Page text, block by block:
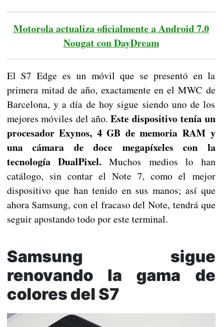
Motorola actualiza oficialmente a Android 7.0
Nougat con DayDream
El S7 Edge es un móvil que se presentó en la
primera mitad de año, exactamente en el MWC de
Barcelona, y a día de hoy sigue siendo uno de los
mejores móviles del año.Este dispositivo tenía un
procesador Exynos, 4 GB de memoria RAM y
una cámara de doce megapíxeles con la
tecnología DualPixel. Muchos medios lo han
catálogo, sin contar el Note 7, como el mejor
dispositivo que han tenido en sus manos; así que
ahora Samsung, con el fracaso del Note, tendrá que
seguir apostando todo por este terminal.
Samsung sigue
renovando la gama de
colores del S7